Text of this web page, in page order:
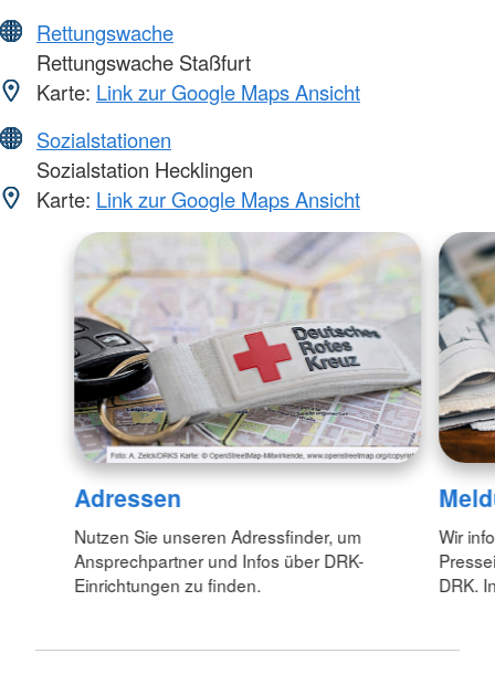
Rettungswache
Rettungswache Staßfurt
Karte: Link zur Google Maps Ansicht
Sozialstationen
Sozialstation Hecklingen
Karte: Link zur Google Maps Ansicht
Adressen
Nutzen Sie unseren Adressfinder, um
Ansprechpartner und Infos über DRK-
Einrichtungen zu finden.
Wir
DRK.